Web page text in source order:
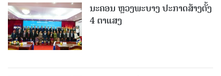
ນະຄອນ ຫຼວງພະບາງ ປະ​ກາດ​ສ້າງ​ຕັ້ງ
4 ຕາແສງ